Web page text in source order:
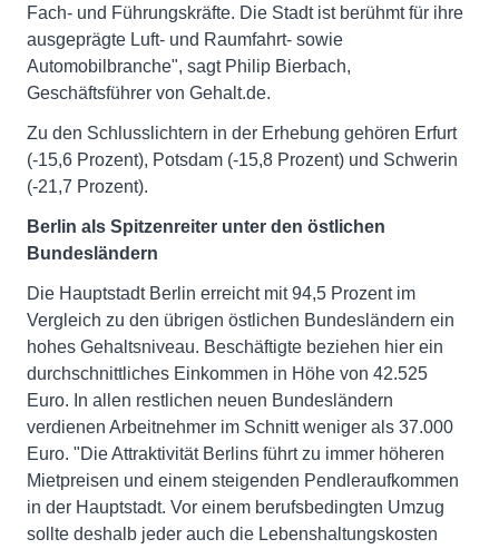
Fach- und Führungskräfte. Die Stadt ist berühmt für ihre
ausgeprägte Luft- und Raumfahrt- sowie
Automobilbranche", sagt Philip Bierbach,
Geschäftsführer von Gehalt.de.
Zu den Schlusslichtern in der Erhebung gehören Erfurt
(-15,6 Prozent), Potsdam (-15,8 Prozent) und Schwerin
(-21,7 Prozent).
Berlin als Spitzenreiter unter den östlichen
Bundesländern
Die Hauptstadt Berlin erreicht mit 94,5 Prozent im
Vergleich zu den übrigen östlichen Bundesländern ein
hohes Gehaltsniveau. Beschäftigte beziehen hier ein
durchschnittliches Einkommen in Höhe von 42.525
Euro. In allen restlichen neuen Bundesländern
verdienen Arbeitnehmer im Schnitt weniger als 37.000
Euro. "Die Attraktivität Berlins führt zu immer höheren
Mietpreisen und einem steigenden Pendleraufkommen
in der Hauptstadt. Vor einem berufsbedingten Umzug
sollte deshalb jeder auch die Lebenshaltungskosten